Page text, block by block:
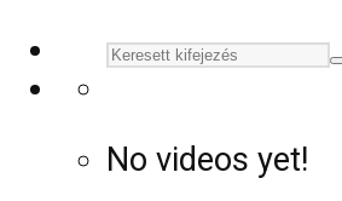
No videos yet!